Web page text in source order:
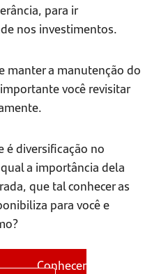
para ir
nos investimentos.
manter a manutenção do
você revisitar
é diversificação no
a importância dela
que tal conhecer as
para você e
Conhecer